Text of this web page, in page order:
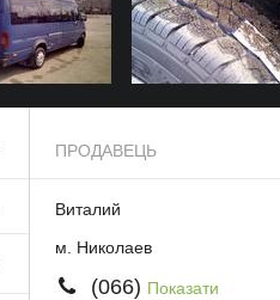
ПРОДАВЕЦЬ
Виталий
м. Николаев
(066) Показати